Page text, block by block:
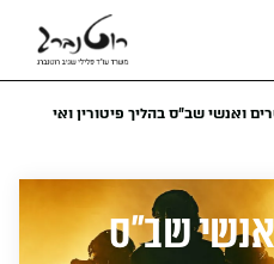
ואנשי שב"ס בהליך פיטורין ואי
שב”ס